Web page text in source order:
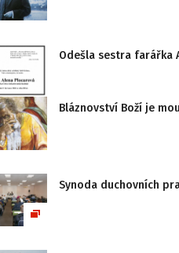
Odešla sestra farářka
Bláznovství Boží je
Synoda duchovních